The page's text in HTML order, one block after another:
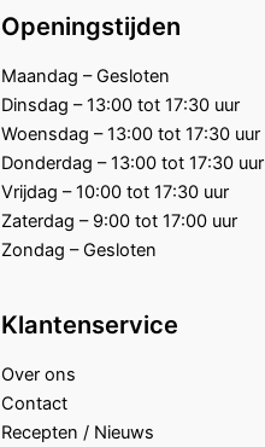
Openingstijden
Maandag – Gesloten
Dinsdag – 13:00 tot 17:30 uur
Woensdag – 13:00 tot 17:30 uur
Donderdag – 13:00 tot 17:30 uur
Vrijdag – 10:00 tot 17:30 uur
Zaterdag – 9:00 tot 17:00 uur
Zondag – Gesloten
Klantenservice
Over ons
Contact
Recepten / Nieuws